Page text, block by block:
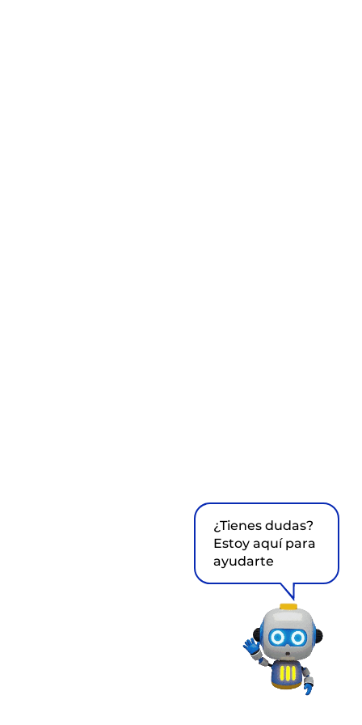
¿Tienes dudas?
Estoy aquí para
ayudarte